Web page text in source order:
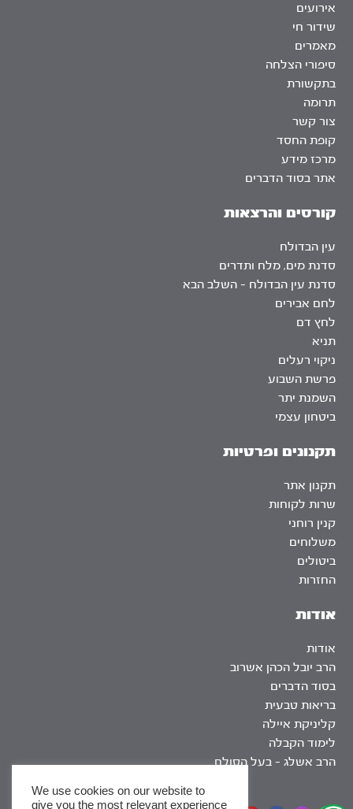
אודות
אודות
הרב יובל הכהן אשרוב
בסוד הדברים
בריאות טבעית
קליניקת איילה
לימוד הקבלה
הרב אשלג – בעל הסולם
אירועים
שידור חי
מאמרים
סיפורי הצלחה
בתקשורת
תרומה
צור קשר
קופת החסד
מרכז מידע
אתר בסוד הדברים
קורסים והרצאות
עין הבדולח
סדנת מים, מלח ותדרים
סדנת עין הבדולח – השלב הבא
לחם אבירים
לחץ דם
תניא
ניקוי רעלים
פרשת השבוע
השמנת יתר
ביטחון עצמי
תקנונים ופרטיות
תקנון אתר
שרות לקוחות
קנין רוחני
משלוחים
ביטולים
החזרות
We use cookies on our website to
give you the most relevant experience